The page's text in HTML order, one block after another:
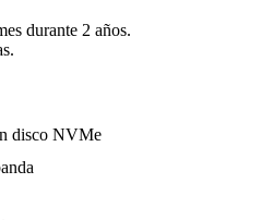
durante 2 años.
disco NVMe